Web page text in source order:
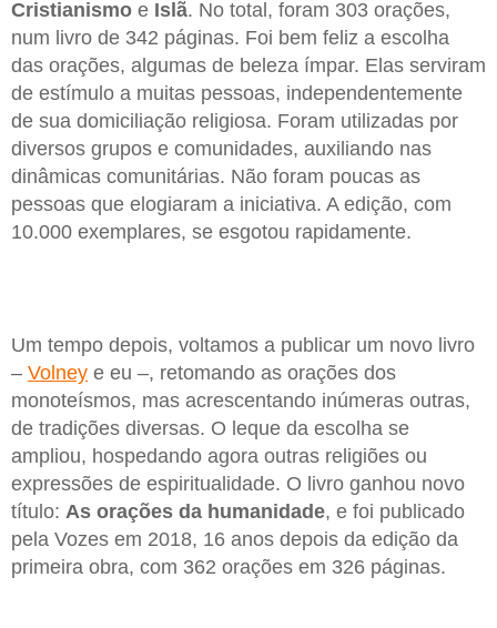
Cristianismo e Islã. No total, foram 303 orações,
num livro de 342 páginas. Foi bem feliz a escolha
das orações, algumas de beleza ímpar. Elas serviram
de estímulo a muitas pessoas, independentemente
de sua domiciliação religiosa. Foram utilizadas por
diversos grupos e comunidades, auxiliando nas
dinâmicas comunitárias. Não foram poucas as
pessoas que elogiaram a iniciativa. A edição, com
10.000 exemplares, se esgotou rapidamente.
Um tempo depois, voltamos a publicar um novo livro
– Volney e eu –, retomando as orações dos
monoteísmos, mas acrescentando inúmeras outras,
de tradições diversas. O leque da escolha se
ampliou, hospedando agora outras religiões ou
expressões de espiritualidade. O livro ganhou novo
título: As orações da humanidade, e foi publicado
pela Vozes em 2018, 16 anos depois da edição da
primeira obra, com 362 orações em 326 páginas.